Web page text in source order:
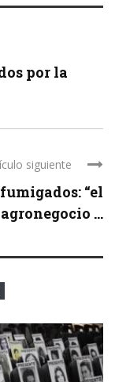
por la
siguiente
“el
agronegocio ...